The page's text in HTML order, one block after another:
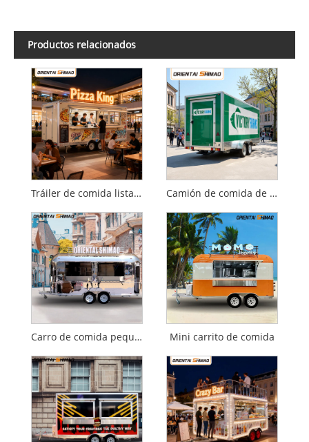
Productos relacionados
Tráiler de comida lista para franquicia Camión de comida de ensaladas orgánicas
Carro de comida pequeño Mini carrito de comida